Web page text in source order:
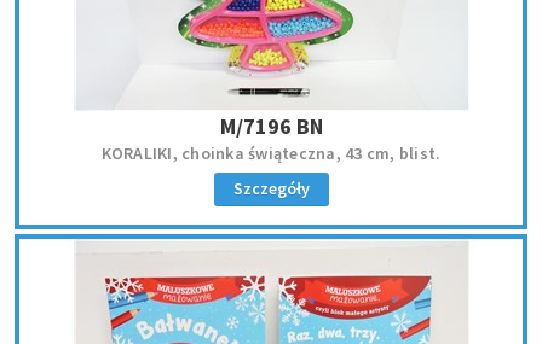
M/7196 BN
KORALIKI, choinka świąteczna, 43 cm, blist.
Szczegóły